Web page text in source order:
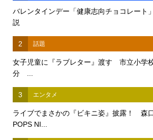
バレンタインデー「健康志向チョコレート
説
2 話題
女子児童に『ラブレター』渡す 市立小学
分 ...
3 エンタメ
ライブでまさかの『ビキニ姿』披露！ 森
POPS NI...